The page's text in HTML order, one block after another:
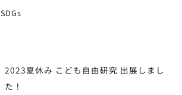
SDGs
2023夏休み こども自由研究 出展しまし
た！